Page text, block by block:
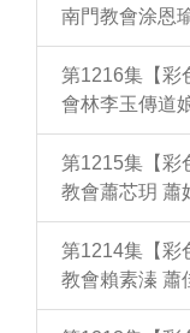
南門教會涂恩
第1216集【彩
會林李玉傳道
第1215集【彩
教會蕭芯玥 蕭
第1214集【彩
教會賴素溱 蕭